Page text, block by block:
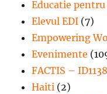
Educatie
Elevul EDI (7)
Empowering
Evenimente
FACTIS –
Haiti (2)